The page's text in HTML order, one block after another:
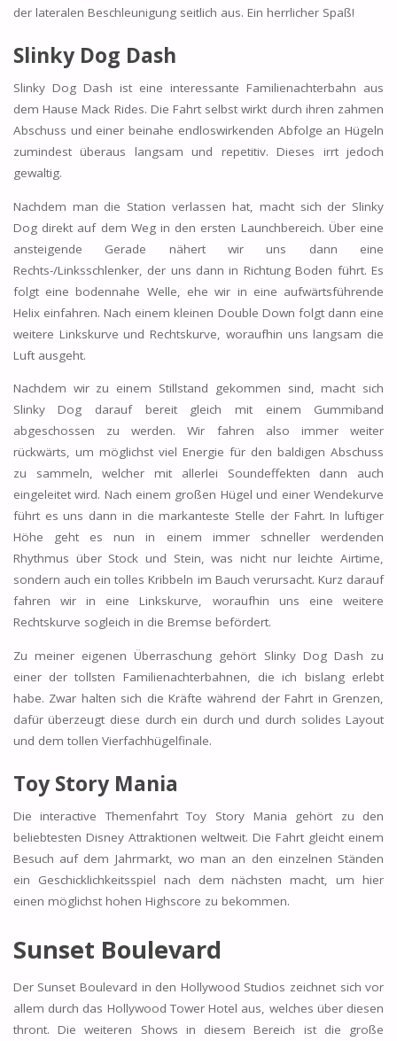
der lateralen Beschleunigung seitlich aus. Ein herrlicher Spaß!
Slinky Dog Dash
Slinky Dog Dash ist eine interessante Familienachterbahn aus
dem Hause Mack Rides. Die Fahrt selbst wirkt durch ihren zahmen
Abschuss und einer beinahe endloswirkenden Abfolge an Hügeln
zumindest überaus langsam und repetitiv. Dieses irrt jedoch
gewaltig.
Nachdem man die Station verlassen hat, macht sich der Slinky
Dog direkt auf dem Weg in den ersten Launchbereich. Über eine
ansteigende Gerade nähert wir uns dann eine
Rechts-/Linksschlenker, der uns dann in Richtung Boden führt. Es
folgt eine bodennahe Welle, ehe wir in eine aufwärtsführende
Helix einfahren. Nach einem kleinen Double Down folgt dann eine
weitere Linkskurve und Rechtskurve, woraufhin uns langsam die
Luft ausgeht.
Nachdem wir zu einem Stillstand gekommen sind, macht sich
Slinky Dog darauf bereit gleich mit einem Gummiband
abgeschossen zu werden. Wir fahren also immer weiter
rückwärts, um möglichst viel Energie für den baldigen Abschuss
zu sammeln, welcher mit allerlei Soundeffekten dann auch
eingeleitet wird. Nach einem großen Hügel und einer Wendekurve
führt es uns dann in die markanteste Stelle der Fahrt. In luftiger
Höhe geht es nun in einem immer schneller werdenden
Rhythmus über Stock und Stein, was nicht nur leichte Airtime,
sondern auch ein tolles Kribbeln im Bauch verursacht. Kurz darauf
fahren wir in eine Linkskurve, woraufhin uns eine weitere
Rechtskurve sogleich in die Bremse befördert.
Zu meiner eigenen Überraschung gehört Slinky Dog Dash zu
einer der tollsten Familienachterbahnen, die ich bislang erlebt
habe. Zwar halten sich die Kräfte während der Fahrt in Grenzen,
dafür überzeugt diese durch ein durch und durch solides Layout
und dem tollen Vierfachhügelfinale.
Toy Story Mania
Die interactive Themenfahrt Toy Story Mania gehört zu den
beliebtesten Disney Attraktionen weltweit. Die Fahrt gleicht einem
Besuch auf dem Jahrmarkt, wo man an den einzelnen Ständen
ein Geschicklichkeitsspiel nach dem nächsten macht, um hier
einen möglichst hohen Highscore zu bekommen.
Sunset Boulevard
Der Sunset Boulevard in den Hollywood Studios zeichnet sich vor
allem durch das Hollywood Tower Hotel aus, welches über diesen
thront. Die weiteren Shows in diesem Bereich ist die große